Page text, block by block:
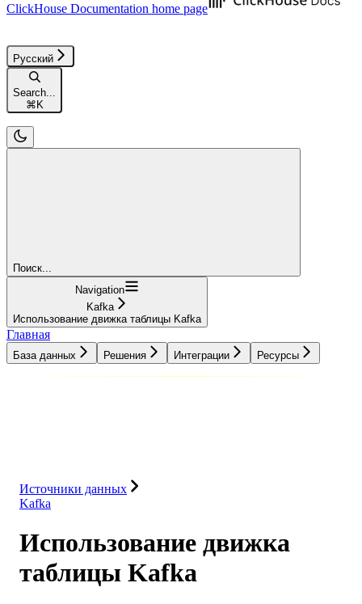
ClickHouse Documentation home page
Русский
Search...
⌘ K
Поиск...
Navigation
Kafka
Использование движка таблицы Kafka
Главная
База данных Решения Интеграции Ресурсы
Источники данных
Kafka
Использование движка
таблицы Kafka